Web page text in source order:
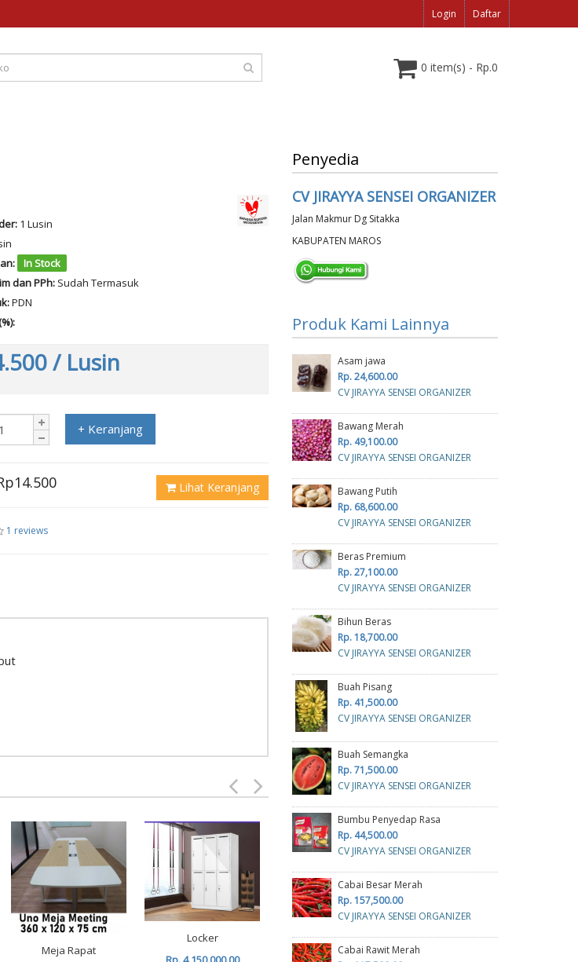
Login Daftar
0 item(s) - Rp.0
1 Lusin
In Stock
dan PPh: Sudah Termasuk
PDN
/ Lusin
+ Keranjang
Lihat Keranjang
1 reviews
Meja Rapat
Locker
GUNTING
Rp. 8,500.00
CV. MITRA INDAH ABADI
Penyedia
CV JIRAYYA SENSEI ORGANIZER
Jalan Makmur Dg Sitakka
KABUPATEN MAROS
Produk Kami Lainnya
Asam jawa
Rp. 24,600.00
CV JIRAYYA SENSEI ORGANIZER
Bawang Merah
Rp. 49,100.00
CV JIRAYYA SENSEI ORGANIZER
Bawang Putih
Rp. 68,600.00
CV JIRAYYA SENSEI ORGANIZER
Beras Premium
Rp. 27,100.00
CV JIRAYYA SENSEI ORGANIZER
Bihun Beras
Rp. 18,700.00
CV JIRAYYA SENSEI ORGANIZER
Buah Pisang
Rp. 41,500.00
CV JIRAYYA SENSEI ORGANIZER
Buah Semangka
Rp. 71,500.00
CV JIRAYYA SENSEI ORGANIZER
Bumbu Penyedap Rasa
Rp. 44,500.00
CV JIRAYYA SENSEI ORGANIZER
Cabai Besar Merah
Rp. 157,500.00
CV JIRAYYA SENSEI ORGANIZER
Cabai Rawit Merah